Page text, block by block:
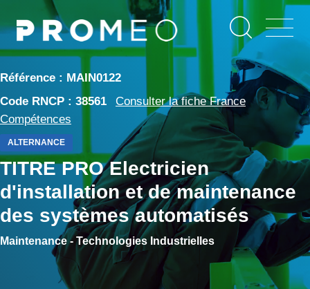
au
contenu
principal
Référence : MAIN0122
Code RNCP : 38561
Consulter la fiche France
Compétences
ALTERNANCE
TITRE PRO Electricien
d'installation et de maintenance
des systèmes automatisés
Maintenance - Technologies Industrielles
Panneau de gestion des cookies